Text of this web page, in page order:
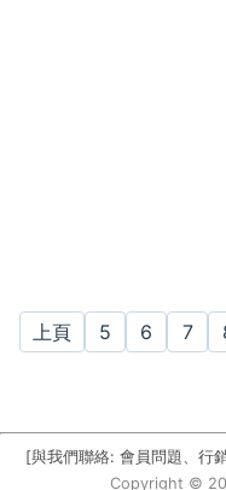
上頁 5 6 7
[與我們聯絡: 會員問題、行
Copyright ©